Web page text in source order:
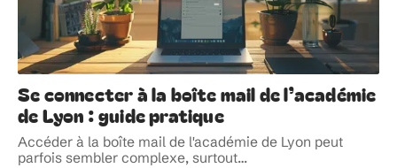
Se connecter à la boîte mail de l’académie
de Lyon : guide pratique
Accéder à la boîte mail de l'académie de Lyon peut
parfois sembler complexe, surtout…